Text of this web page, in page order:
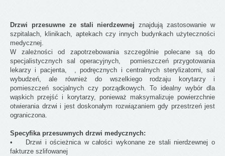
Drzwi przesuwne ze stali nierdzewnejznajdują zastosowanie w
szpitalach, klinikach, aptekach czy innych budynkach użyteczności
medycznej.
W zależności od zapotrzebowania szczególnie polecane są do
specjalistycznych sal operacyjnych, pomieszczeń przygotowania
lekarzy i pacjenta, , podręcznych i centralnych sterylizatorni, sal
wybudzeń, ale również do wszelkiego rodzaju korytarzy i
pomieszczeń socjalnych czy porządkowych. To idealny wybór dla
wąskich przejść i korytarzy, ponieważ maksymalizuje powierzchnie
otwierania drzwi i jest doskonałym rozwiązaniem gdy przestrzeń jest
ograniczona.
Specyfika przesuwnych drzwi medycznych:
• Drzwi i ościeżnica w całości wykonane ze stali nierdzewnej o
fakturze szlifowanej